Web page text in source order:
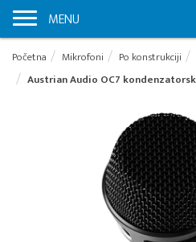
MENU
Početna Mikrofoni Po konstrukciji
Austrian Audio OC7